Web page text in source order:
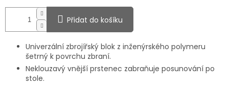
Přidat do košíku
Univerzální zbrojířský blok z inženýrského polymeru
šetrný k povrchu zbraní.
Neklouzavý vnější prstenec zabraňuje posunování po
stole.